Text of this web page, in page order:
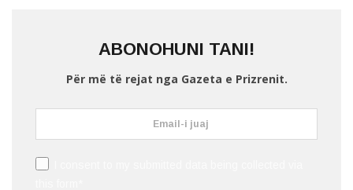
ABONOHUNI TANI!
Për më të rejat nga Gazeta e Prizrenit.